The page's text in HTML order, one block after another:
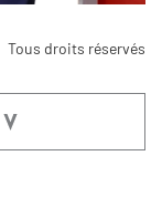
Tous droits réservés